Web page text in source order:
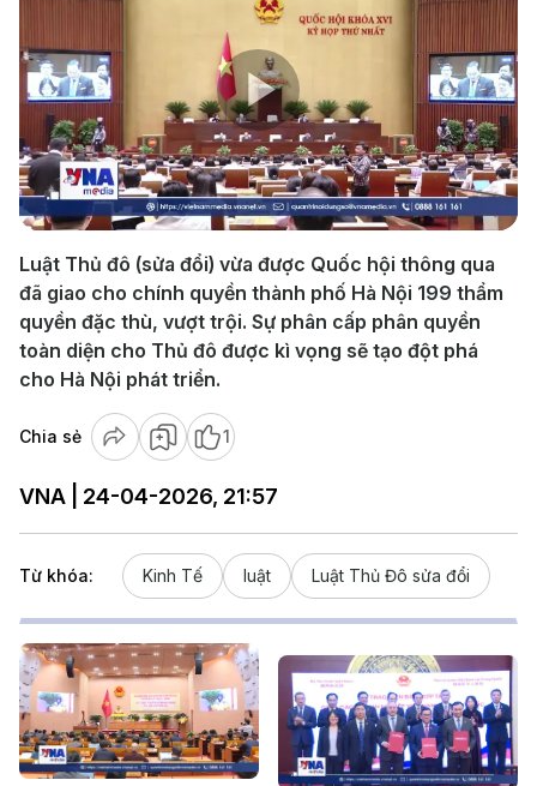
Play
Video
Luật Thủ đô (sửa đổi) vừa được Quốc hội thông qua
đã giao cho chính quyền thành phố Hà Nội 199 thẩm
quyền đặc thù, vượt trội. Sự phân cấp phân quyền
toàn diện cho Thủ đô được kì vọng sẽ tạo đột phá
cho Hà Nội phát triển.
Chia sẻ 1
VNA | 24-04-2026, 21:57
Từ khóa: Kinh Tế luật Luật Thủ Đô sửa đổi